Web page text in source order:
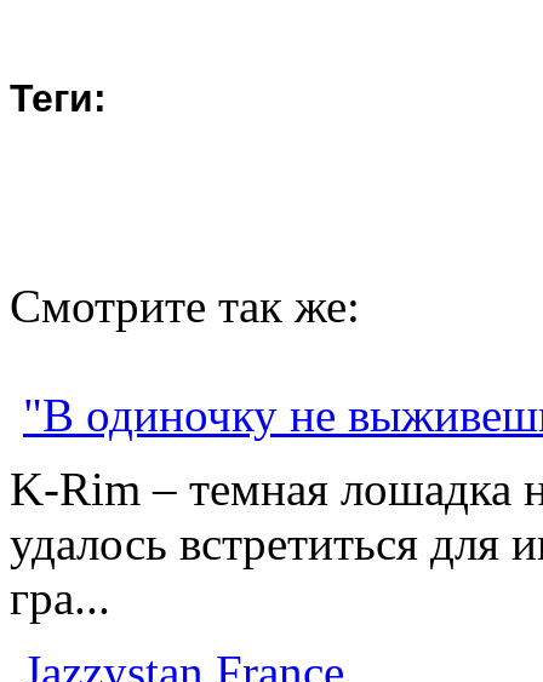
Теги:
Смотрите так же:
"В одиночку не
K-Rim – темная лошадка
удалось встретиться
гра...